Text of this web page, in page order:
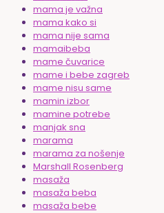
mama je važna
mama kako si
mama nije sama
mamaibeba
mame čuvarice
mame i bebe zagreb
mame nisu same
mamin izbor
mamine potrebe
manjak sna
marama
marama za nošenje
Marshall Rosenberg
masaža
masaža beba
masaža bebe